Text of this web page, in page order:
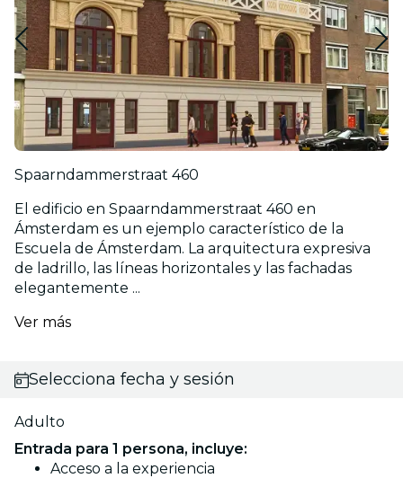
Spaarndammerstraat 460
El edificio en Spaarndammerstraat 460 en
Ámsterdam es un ejemplo característico de la
Escuela de Ámsterdam. La arquitectura expresiva
de ladrillo, las líneas horizontales y las fachadas
elegantemente ...
Ver más
Selecciona fecha y sesión
Adulto
Entrada para 1 persona, incluye:
Acceso a la experiencia